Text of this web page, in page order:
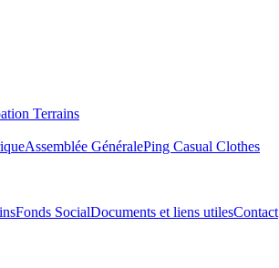
Terrains
Assemblée GénéralePing Casual Clothes
Fonds SocialDocuments et liens utilesContact